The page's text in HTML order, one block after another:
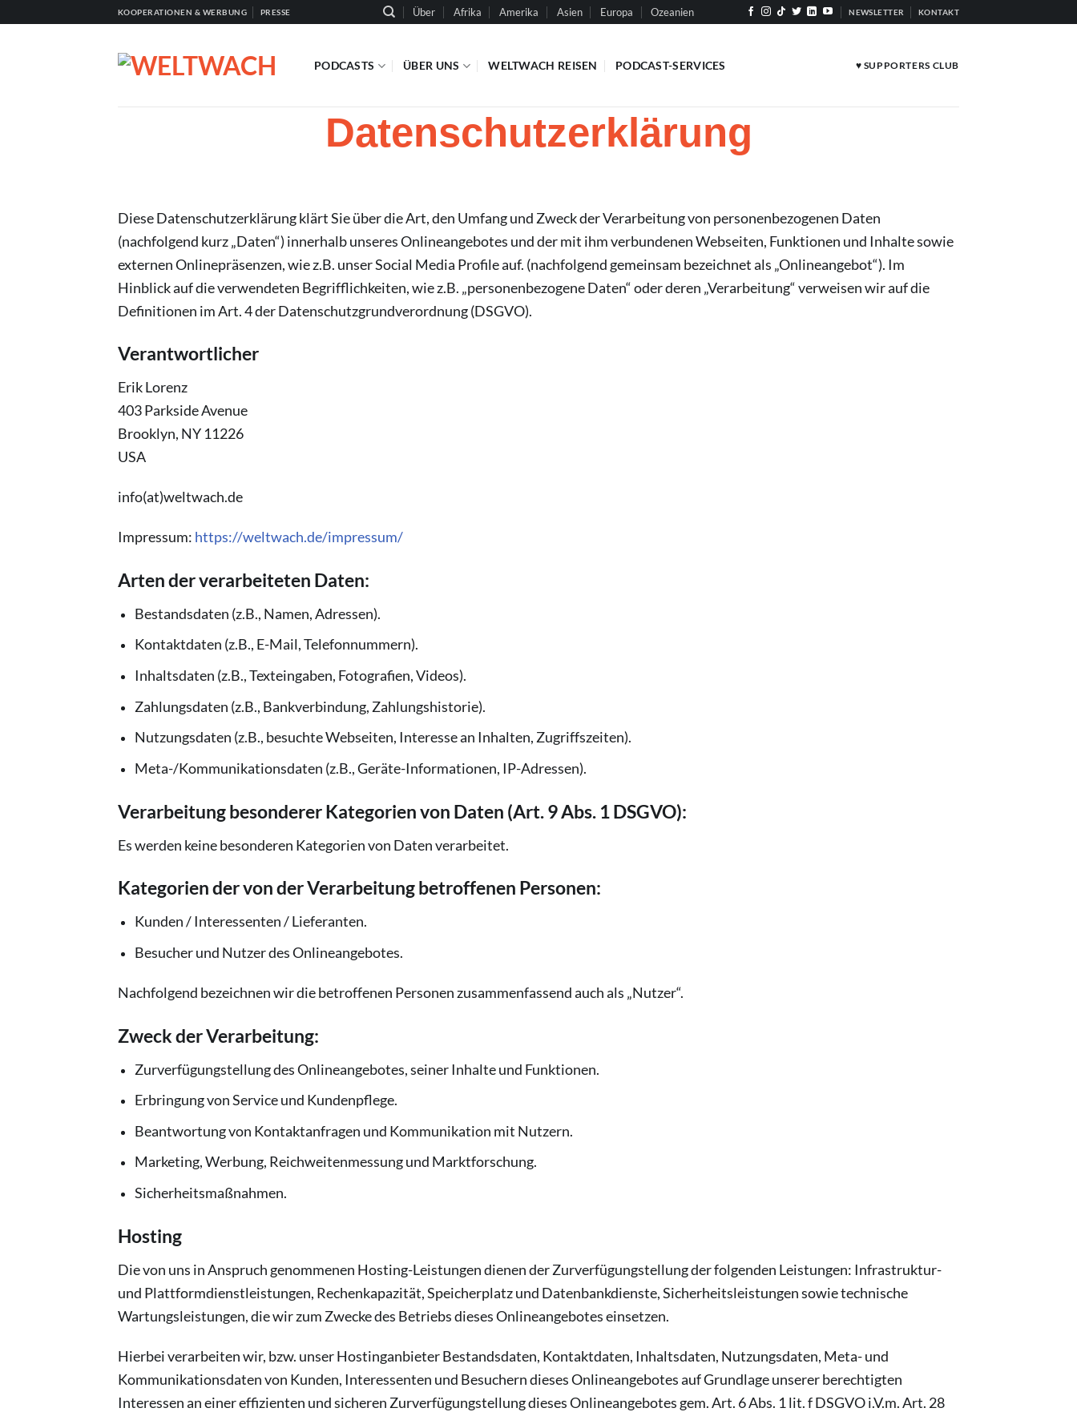
Inhalt
KOOPERATIONEN & WERBUNG PRESSE Über Afrika Amerika Asien Europa Ozeanien NEWSLETTER KONTAKT
PODCASTS ÜBER UNS WELTWACH REISEN PODCAST-SERVICES ♥ SUPPORTERS CLUB
Datenschutzerklärung
Diese Datenschutzerklärung klärt Sie über die Art, den Umfang und Zweck der Verarbeitung von personenbezogenen Daten
(nachfolgend kurz „Daten“) innerhalb unseres Onlineangebotes und der mit ihm verbundenen Webseiten, Funktionen und Inhalte sowie
externen Onlinepräsenzen, wie z.B. unser Social Media Profile auf. (nachfolgend gemeinsam bezeichnet als „Onlineangebot“). Im
Hinblick auf die verwendeten Begrifflichkeiten, wie z.B. „personenbezogene Daten“ oder deren „Verarbeitung“ verweisen wir auf die
Definitionen im Art. 4 der Datenschutzgrundverordnung (DSGVO).
Verantwortlicher
Erik Lorenz
403 Parkside Avenue
Brooklyn, NY 11226
USA
info(at)weltwach.de
Impressum: https://weltwach.de/impressum/
Arten der verarbeiteten Daten:
Bestandsdaten (z.B., Namen, Adressen).
Kontaktdaten (z.B., E-Mail, Telefonnummern).
Inhaltsdaten (z.B., Texteingaben, Fotografien, Videos).
Zahlungsdaten (z.B., Bankverbindung, Zahlungshistorie).
Nutzungsdaten (z.B., besuchte Webseiten, Interesse an Inhalten, Zugriffszeiten).
Meta-/Kommunikationsdaten (z.B., Geräte-Informationen, IP-Adressen).
Verarbeitung besonderer Kategorien von Daten (Art. 9 Abs. 1 DSGVO):
Es werden keine besonderen Kategorien von Daten verarbeitet.
Kategorien der von der Verarbeitung betroffenen Personen:
Kunden / Interessenten / Lieferanten.
Besucher und Nutzer des Onlineangebotes.
Nachfolgend bezeichnen wir die betroffenen Personen zusammenfassend auch als „Nutzer“.
Zweck der Verarbeitung:
Zurverfügungstellung des Onlineangebotes, seiner Inhalte und Funktionen.
Erbringung von Service und Kundenpflege.
Beantwortung von Kontaktanfragen und Kommunikation mit Nutzern.
Marketing, Werbung, Reichweitenmessung und Marktforschung.
Sicherheitsmaßnahmen.
Hosting
Die von uns in Anspruch genommenen Hosting-Leistungen dienen der Zurverfügungstellung der folgenden Leistungen: Infrastruktur-
und Plattformdienstleistungen, Rechenkapazität, Speicherplatz und Datenbankdienste, Sicherheitsleistungen sowie technische
Wartungsleistungen, die wir zum Zwecke des Betriebs dieses Onlineangebotes einsetzen.
Hierbei verarbeiten wir, bzw. unser Hostinganbieter Bestandsdaten, Kontaktdaten, Inhaltsdaten, Nutzungsdaten, Meta- und
Kommunikationsdaten von Kunden, Interessenten und Besuchern dieses Onlineangebotes auf Grundlage unserer berechtigten
Interessen an einer effizienten und sicheren Zurverfügungstellung dieses Onlineangebotes gem. Art. 6 Abs. 1 lit. f DSGVO i.V.m. Art. 28